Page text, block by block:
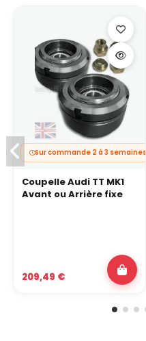
Sur commande 2 à 3 semaines
Coupelle Audi TT MK1
Avant ou Arrière fixe
209,49 €